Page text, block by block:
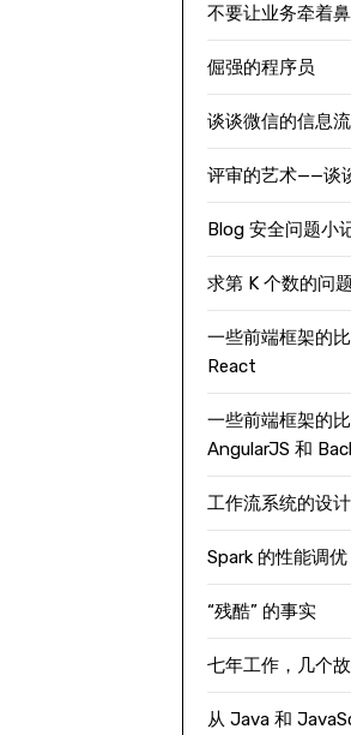
不要让业务牵着
倔强的程序员
谈谈微信的信息流
评审的艺术——谈
Blog 安全问题小
求第 K 个数的问题
一些前端框架的
React
一些前端框架的
AngularJS 和
工作流系统的设计
Spark 的性能调优
“残酷” 的事实
七年工作，几个
从 Java 和